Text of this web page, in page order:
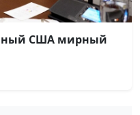
США мирный